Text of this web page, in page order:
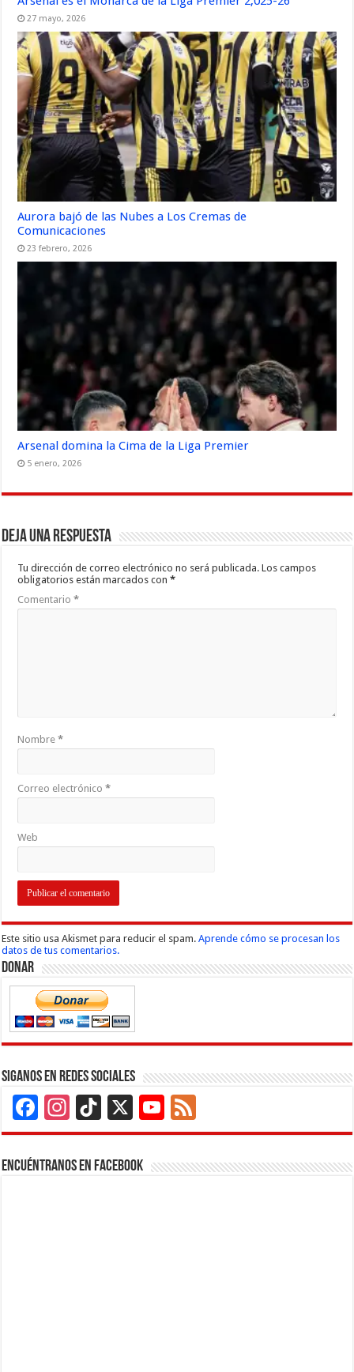
27 mayo, 2026
Aurora bajó de las Nubes a Los Cremas de
Comunicaciones
23 febrero, 2026
Arsenal domina la Cima de la Liga Premier
5 enero, 2026
Deja una respuesta
Tu dirección de correo electrónico no será publicada. Los campos
obligatorios están marcados con*
Comentario*
Nombre*
Correo electrónico*
Web
Este sitio usa Akismet para reducir el spam.Aprende cómo se procesan los
datos de tus comentarios.
Donar
Siganos en Redes Sociales
Facebook
Instagram
TikTok
X
YouTube
Channel
Encuéntranos en Facebook